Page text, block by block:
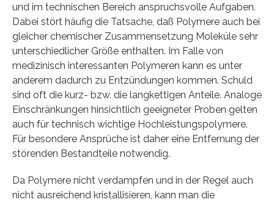
und im technischen Bereich anspruchsvolle Aufgaben.
Dabei stört häufig die Tatsache, daß Polymere auch bei
gleicher chemischer Zusammensetzung Moleküle sehr
unterschiedlicher Größe enthalten. Im Falle von
medizinisch interessanten Polymeren kann es unter
anderem dadurch zu Entzündungen kommen. Schuld
sind oft die kurz- bzw. die langkettigen Anteile. Analoge
Einschränkungen hinsichtlich geeigneter Proben gelten
auch für technisch wichtige Hochleistungspolymere.
Für besondere Ansprüche ist daher eine Entfernung der
störenden Bestandteile notwendig.
Da Polymere nicht verdampfen und in der Regel auch
nicht ausreichend kristallisieren, kann man die